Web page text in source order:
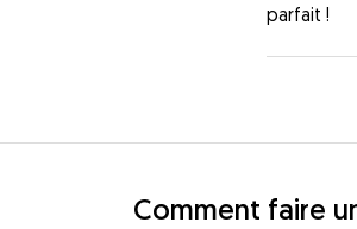
parfait !
Comment faire